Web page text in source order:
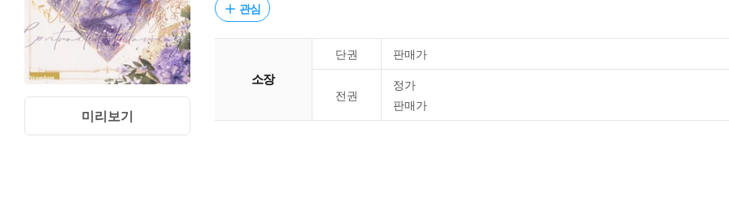
미리보기
관심
소장
단권 판매가
전권
정가
판매가